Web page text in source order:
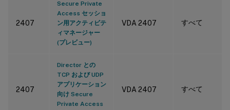
2407
Secure Private
Access セッショ
ン用アクティビテ
ィマネージャー
(プレビュー)
VDA 2407 すべて
2407
Director との
TCP および UDP
アプリケーション
向け Secure
Private Access
VDA 2407 すべて